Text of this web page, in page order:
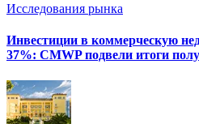
Исследования рынка
Инвестиции в коммерческую
37%: CMWP подвели итоги